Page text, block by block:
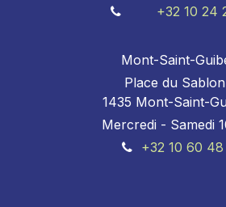
+32 10 24
Mont-Saint-
Place du
1435 Mont-Saint-
Mercredi - Samedi
+32 10 60 48